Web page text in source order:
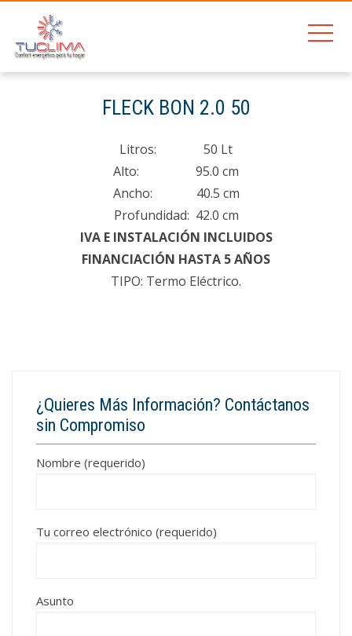
FLECK BON 2.0 50
Litros: 50 Lt
Alto: 95.0 cm
Ancho: 40.5 cm
Profundidad: 42.0 cm
IVA E INSTALACIÓN INCLUIDOS
FINANCIACIÓN HASTA 5 AÑOS
TIPO: Termo Eléctrico.
¿Quieres Más Información? Contáctanos
sin Compromiso
Nombre (requerido)
Tu correo electrónico (requerido)
Asunto